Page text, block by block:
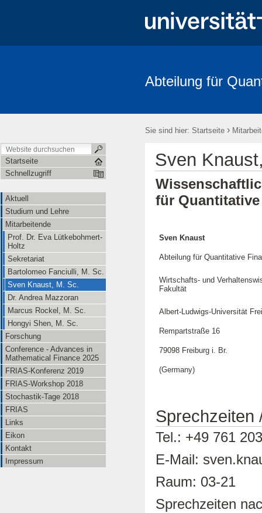
Stochastik-Tage 2018 FRIAS
Abteilung für
Sie sind hier: Startseite ›
Startseite
Schnellzugriff
Aktuell
Studium und Lehre
Mitarbeitende
Prof. Dr. Eva Lütkebohmert-
Holtz
Sekretariat
Bartolomeo Fanciulli, M. Sc.
Sven Knaust, M. Sc.
Dr. Andrea Mazzoran
Marcus Rockel, M. Sc.
Hongyi Shen, M. Sc.
Forschung
Conference - Advances in
Mathematical Finance 2025
FRIAS-Konferenz 2019
FRIAS-Workshop 2018
Stochastik-Tage 2018
FRIAS
Links
Eikon
Kontakt
Impressum
Sven
für
Sven Knaust
Abteilung für Quantitative
Wirtschafts- und
Fakultät
Albert-Ludwigs-Universität
Rempartstraße 16
79098 Freiburg i. Br.
(Germany)
Sprechzeiten
Tel.: +49 761
E-Mail:
Raum: 03-21
Sprechzeiten